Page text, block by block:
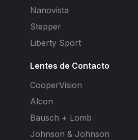
Nanovista
Stepper
Liberty Sport
Lentes de Contacto
CooperVision
Alcon
Bausch + Lomb
Johnson & Johnson